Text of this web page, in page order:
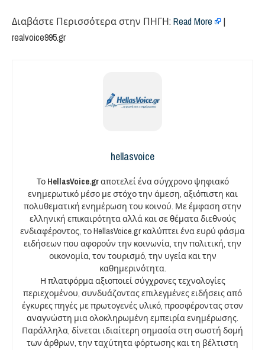
Διαβάστε Περισσότερα στην ΠΗΓΗ: Read More
|
realvoice995.gr
hellasvoice
Το HellasVoice.grαποτελεί ένα σύγχρονο ψηφιακό
ενημερωτικό μέσο με στόχο την άμεση, αξιόπιστη και
πολυθεματική ενημέρωση του κοινού. Με έμφαση στην
ελληνική επικαιρότητα αλλά και σε θέματα διεθνούς
ενδιαφέροντος, το HellasVoice.gr καλύπτει ένα ευρύ φάσμα
ειδήσεων που αφορούν την κοινωνία, την πολιτική, την
οικονομία, τον τουρισμό, την υγεία και την
καθημερινότητα.
Η πλατφόρμα αξιοποιεί σύγχρονες τεχνολογίες
περιεχομένου, συνδυάζοντας επιλεγμένες ειδήσεις από
έγκυρες πηγές με πρωτογενές υλικό, προσφέροντας στον
αναγνώστη μια ολοκληρωμένη εμπειρία ενημέρωσης.
Παράλληλα, δίνεται ιδιαίτερη σημασία στη σωστή δομή
των άρθρων, την ταχύτητα φόρτωσης και τη βέλτιστη